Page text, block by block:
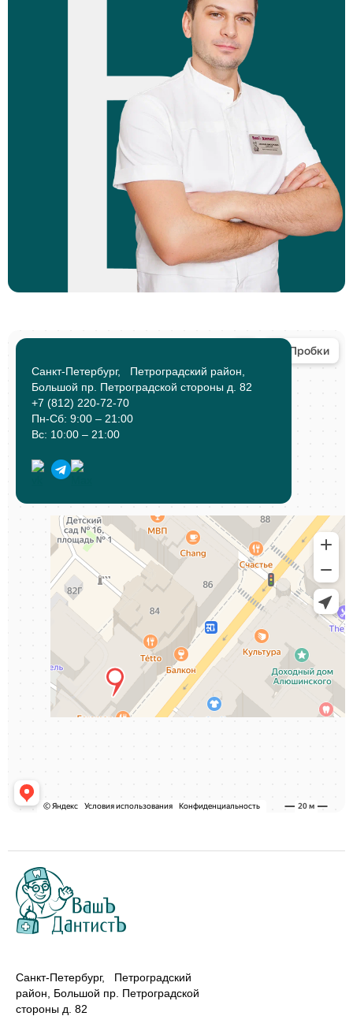
Санкт-Петербург, Петроградский район,
Большой пр. Петроградской стороны д. 82
+7 (812) 220-72-70
Пн-Сб: 9:00 – 21:00
Вс: 10:00 – 21:00
Санкт-Петербург, Петроградский
район, Большой пр. Петроградской
стороны д. 82